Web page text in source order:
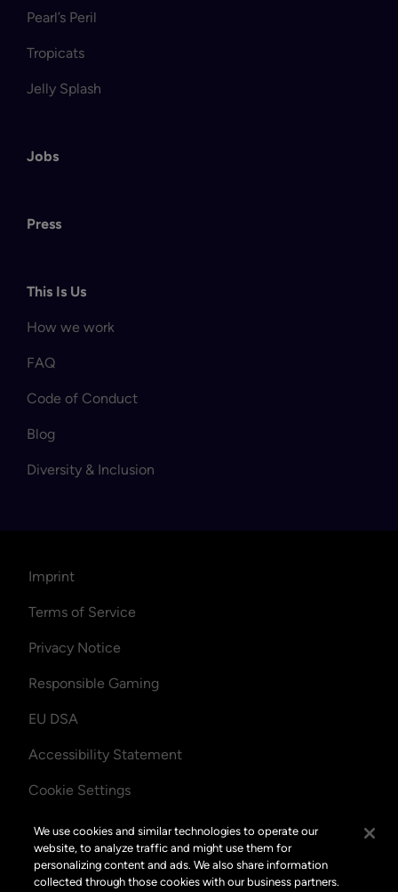
Pearl’s Peril
Tropicats
Jelly Splash
Jobs
Press
This Is Us
How we work
FAQ
Code of Conduct
Blog
Diversity & Inclusion
Imprint
Terms of Service
Privacy Notice
Responsible Gaming
EU DSA
Accessibility Statement
Cookie Settings
Disable Google Analytics
We use cookies and similar technologies to operate our
website, to analyze traffic and might use them for
personalizing content and ads. We also share information
collected through those cookies with our business partners.